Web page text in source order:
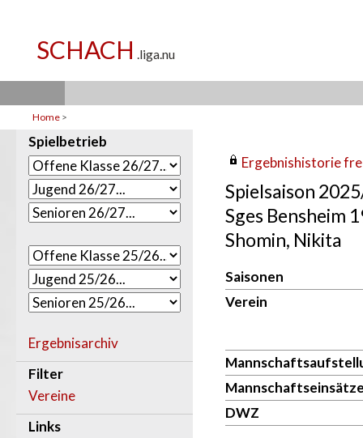
Home >
Spielbetrieb
Ergebnisarchiv
Filter
Vereine
Links
Ergebnishistorie
Spielsaison
Sges Bensheim
Shomin, Nikita
Saisonen
Verein
DWZ